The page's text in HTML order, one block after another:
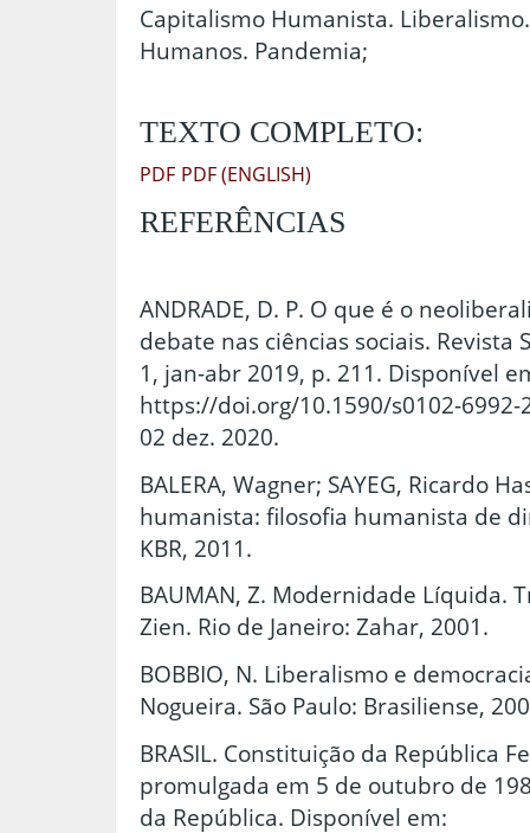
Capitalismo Humanista.
Humanos. Pandemia;
TEXTO COMPLETO:
PDF PDF (ENGLISH)
REFERÊNCIAS
ANDRADE, D. P. O que é o
debate nas ciências sociais. Revista
1, jan-abr 2019, p. 211. Disponível
https://doi.org/10.1590/s0102-6992-
02 dez. 2020.
BALERA, Wagner; SAYEG, Ricardo
humanista: filosofia humanista de
KBR, 2011.
BAUMAN, Z. Modernidade Líquida.
Zien. Rio de Janeiro: Zahar, 2001.
BOBBIO, N. Liberalismo e
Nogueira. São Paulo: Brasiliense,
BRASIL. Constituição da República
promulgada em 5 de outubro de
da República. Disponível em: